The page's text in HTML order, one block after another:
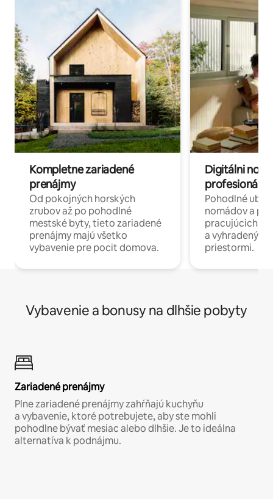
Kompletne zariadené
prenájmy
Od pokojných horských
zrubov až po pohodlné
mestské byty, tieto zariadené
prenájmy majú všetko
vybavenie pre pocit domova.
Digitálni
profesionáli
Pohodlné
nomádov a
pracujúcich
a
priestormi.
Vybavenie a bonusy na dlhšie pobyty
Zariadené prenájmy
Plne zariadené prenájmy zahŕňajú kuchyňu
a vybavenie, ktoré potrebujete, aby ste mohli
pohodlne bývať mesiac alebo dlhšie. Je to ideálna
alternatíva k podnájmu.